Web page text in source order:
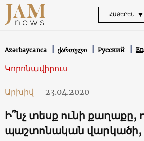
ՀԱՅԵՐԵՆ
Azərbaycanca ქართული Русский
Կորոնավիրուս
Արխիվ - 23.04.2020
Ի՞նչ տեսք ունի քաղաքը,
պաշտոնական վարկածի,